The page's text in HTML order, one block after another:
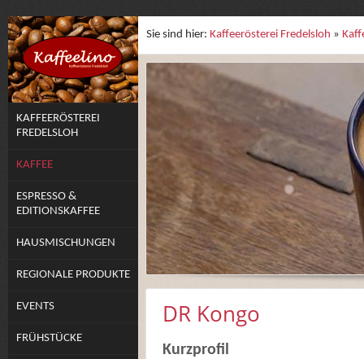
KAFFEERÖSTEREI
FREDELSLOH
KAFFEE
ESPRESSO &
EDITIONSKAFFEE
HAUSMISCHUNGEN
REGIONALE PRODUKTE
EVENTS
FRÜHSTÜCKE
Sie sind hier: Kaffeerösterei Fredelsloh »
DR Kongo
Kurzprofil